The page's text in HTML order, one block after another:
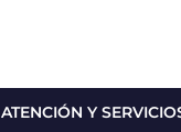
ATENCIÓN Y